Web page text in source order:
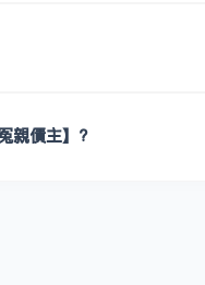
親債主】?